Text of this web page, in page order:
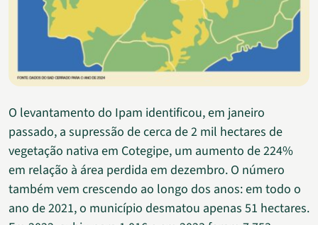
O levantamento do Ipam identificou, em janeiro
passado, a supressão de cerca de 2 mil hectares de
vegetação nativa em Cotegipe, um aumento de 224%
em relação à área perdida em dezembro. O número
também vem crescendo ao longo dos anos: em todo o
ano de 2021, o município desmatou apenas 51 hectares.